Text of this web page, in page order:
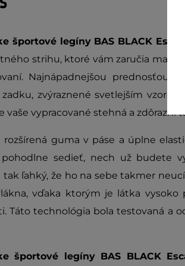
športové legíny BAS BLACK
strihu, ktoré vám zaručia
Najnápadnejšou prednosťou
zvýraznené svetlejším
vaše vypracované stehná a zdôrazní
rozšírená guma v páse a úplne
sedieť, nech už budete
tak ľahký, že ho na sebe takmer
vďaka ktorým je látka
Táto technológia bola testovaná a
športové legíny BAS BLACK